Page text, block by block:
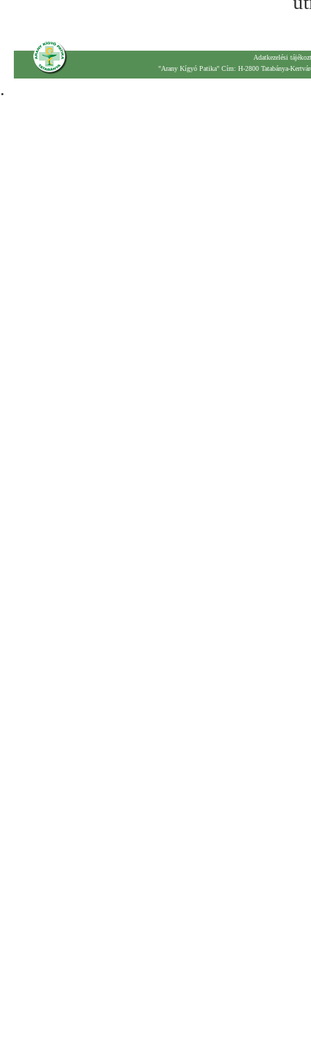
Adatkezelési
"Arany Kígyó Patika" Cím: H-2800 Tatabánya-
.